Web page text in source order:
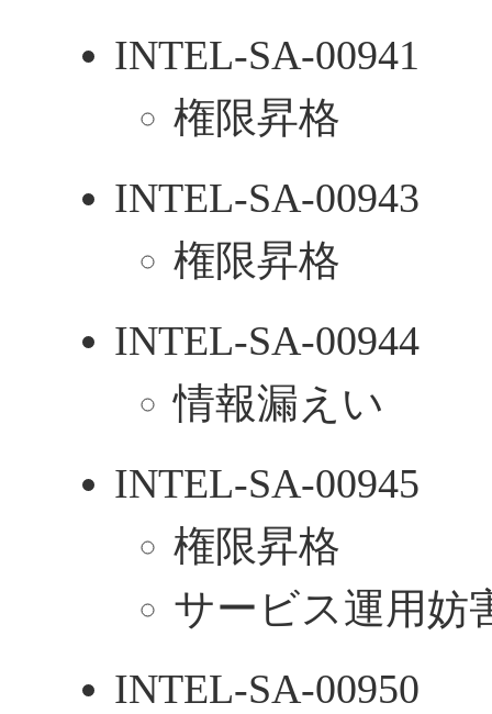
INTEL-SA-00941
権限昇格
INTEL-SA-00943
権限昇格
INTEL-SA-00944
情報漏えい
INTEL-SA-00945
権限昇格
サービス運用妨
INTEL-SA-00950